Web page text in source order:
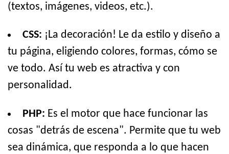
(textos, imágenes, videos, etc.).
CSS: ¡La decoración! Le da estilo y diseño a
tu página, eligiendo colores, formas, cómo se
ve todo. Así tu web es atractiva y con
personalidad.
PHP: Es el motor que hace funcionar las
cosas "detrás de escena". Permite que tu web
sea dinámica, que responda a lo que hacen